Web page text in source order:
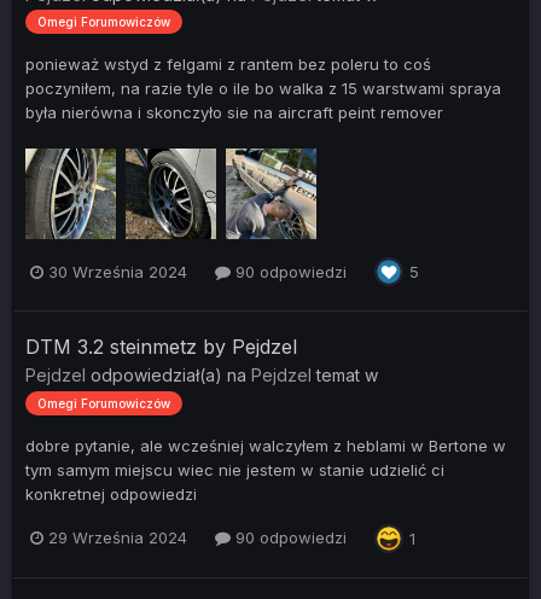
Omegi Forumowiczów
ponieważ wstyd z felgami z rantem bez poleru to coś
poczyniłem, na razie tyle o ile bo walka z 15 warstwami spraya
była nierówna i skonczyło sie na aircraft peint remover
30 Września 2024 90 odpowiedzi 5
DTM 3.2 steinmetz by Pejdzel
Pejdzel odpowiedział(a) na Pejdzel temat w
Omegi Forumowiczów
dobre pytanie, ale wcześniej walczyłem z heblami w Bertone w
tym samym miejscu wiec nie jestem w stanie udzielić ci
konkretnej odpowiedzi
29 Września 2024 90 odpowiedzi 1